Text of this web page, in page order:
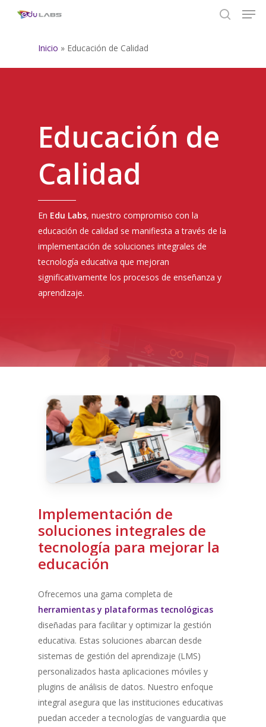
Inicio » Educación de Calidad
Educación de
Calidad
En Edu Labs, nuestro compromiso con la
educación de calidad se manifiesta a través de la
implementación de soluciones integrales de
tecnología educativa que mejoran
significativamente los procesos de enseñanza y
aprendizaje.
Implementación de
soluciones integrales de
tecnología para mejorar la
educación
Ofrecemos una gama completa de
herramientas y plataformas tecnológicas
diseñadas para facilitar y optimizar la gestión
educativa. Estas soluciones abarcan desde
sistemas de gestión del aprendizaje (LMS)
personalizados hasta aplicaciones móviles y
plugins de análisis de datos. Nuestro enfoque
integral asegura que las instituciones educativas
puedan acceder a tecnologías de vanguardia que